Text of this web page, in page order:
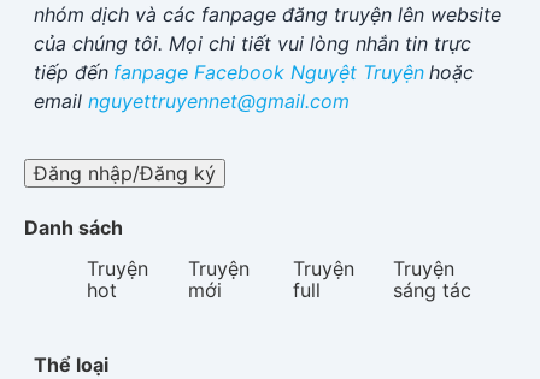
nhóm dịch và các fanpage đăng truyện lên website
của chúng tôi. Mọi chi tiết vui lòng nhắn tin trực
tiếp đến fanpage Facebook Nguyệt Truyện hoặc
email nguyettruyennet@gmail.com
Đăng nhập/Đăng ký
Danh sách
Truyện
hot
Truyện
mới
Truyện
full
Truyện
sáng tác
Thể loại